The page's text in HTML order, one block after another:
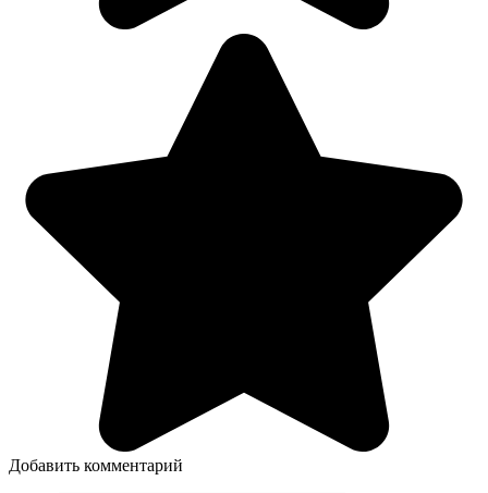
Добавить комментарий